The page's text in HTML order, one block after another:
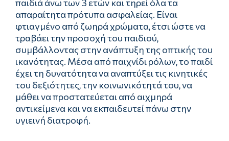
παιδιά άνω των 3 ετών και τηρεί όλα τα
απαραίτητα πρότυπα ασφαλείας. Είναι
φτιαγμένο από ζωηρά χρώματα, έτσι ώστε να
τραβάει την προσοχή του παιδιού,
συμβάλλοντας στην ανάπτυξη της οπτικής του
ικανότητας. Μέσα από παιχνίδι ρόλων, το παιδί
έχει τη δυνατότητα να αναπτύξει τις κινητικές
του δεξιότητες, την κοινωνικότητά του, να
μάθει να προστατεύεται από αιχμηρά
αντικείμενα και να εκπαιδευτεί πάνω στην
υγιεινή διατροφή.